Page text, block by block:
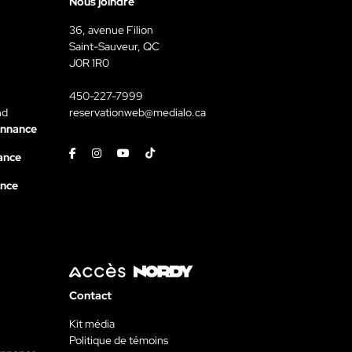
36, avenue Filion
Saint-Sauveur, QC
J0R 1R0
450-227-7999
reservationweb@medialo.ca
FacebookInstagramYoutubeTiktok
Contact
Kit média
Politique de témoins